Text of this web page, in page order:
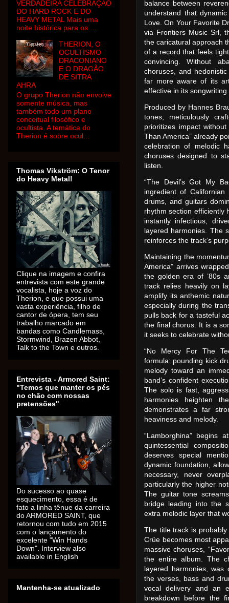
balance between
understand that
Love. On Your Favorite
via Frontiers Music Srl,
the caricatural approach
of a record that feels
convincing. Without
choruses, and
far more aware of its
effective in its songwriting.
Produced by Hannes
tones, meticulously
prioritizes impact
Than America” already
celebration of melodic
choruses designed to
listen.
“The Devil’s Got My
ingredient of
drums, and guitars
rhythm section efficiently
instantly infectious,
layered harmonies. The
reinforces the track’s
Maintaining the
America” arrives
the golden era of ’80s
track relies heavily on
amplify its anthemic
especially during the
pulls back for a tasteful
the final chorus. It is a
it seeks to celebrate
“No Mercy For The
formula: pounding kick
melody toward an
band’s confident
The solo is fast,
harmonies heighten
demonstrates a far
heaviness and melody.
“Lamborghina” begins
quintessential
deserves special
dynamic foundation,
necessary, never
particularly the higher
The guitar tone
bridge leading into the
extra melodic layer that
The title track is
Crüe becomes most
massive choruses,
the entire album. The
layered harmonies, was
the verses, bass and
vocal delivery and an
breakdown before the
VERDADEIRA CELEBRAÇÃO
DO HARD ROCK E DO
HEAVY METAL Mais uma
noite histórica para os ...
THERION, O
OCULTISMO
DRACONIANO
E O DRAGÃO
DE SITRA
AHRA
O grupo Therion não envolve
somente música, mas
também todo um plano
conceitual filosófico e
ocultista. A temática do
Therion é sobre ocul...
Thomas Vikström: O Tenor
do Heavy Metal!
Clique na imagem e confira
entrevista com este grande
vocalista, hoje a voz do
Therion, e que possui uma
vasta experiência, filho de
cantor de ópera, tem seu
trabalho marcado em
bandas como Candlemass,
Stormwind, Brazen Abbot,
Talk to the Town e outros.
Entrevista - Armored Saint:
"Temos que manter os pés
no chão com nossas
pretensões"
Do sucesso ao quase
esquecimento, essa é de
fato a linha tênue da carreira
do ARMORED SAINT, que
retornou com tudo em 2015
com o lançamento do
excelente "Win Hands
Down". Interview also
available in English
Mantenha-se atualizado